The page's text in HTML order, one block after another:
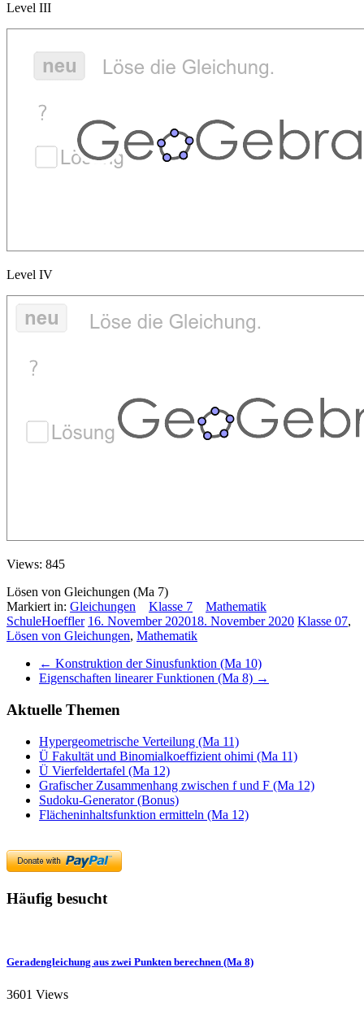
Level III
Level IV
Views: 845
Lösen von Gleichungen (Ma 7)
Markiert in: Gleichungen Klasse 7
Mathematik
SchuleHoeffler 16. November 202018. November 2020 Klasse 07,
Lösen von Gleichungen, Mathematik
← Konstruktion der Sinusfunktion (Ma 10)
Eigenschaften linearer Funktionen (Ma 8) →
Aktuelle Themen
Hypergeometrische Verteilung (Ma 11)
Ü Fakultät und Binomialkoeffizient ohimi (Ma 11)
Ü Vierfeldertafel (Ma 12)
Grafischer Zusammenhang zwischen f und F (Ma 12)
Sudoku-Generator (Bonus)
Flächeninhaltsfunktion ermitteln (Ma 12)
Häufig besucht
Geradengleichung aus zwei Punkten berechnen (Ma 8)
3601 Views